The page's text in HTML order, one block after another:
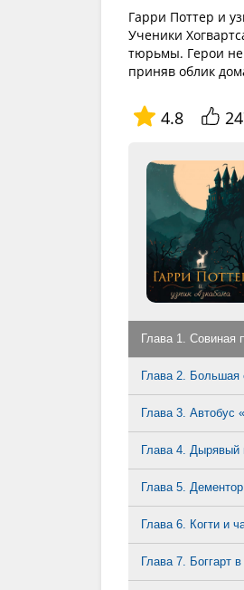
Гарри Поттер и
Ученики
тюрьмы. Герои не
приняв облик
4.8
Глава 1. Совиная
Глава 2.
Глава 3. Автобус
Глава 4. Дырявый
Глава 5. Дементор
Глава 6. Когти и
Глава 7. Боггарт